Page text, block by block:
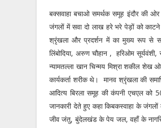
बक्सवाहा बचाओ समर्थक समूह इंदौर की
जंगलों में सवा दो लाख हरे भरे पेड़ों को
श्रृंखला और प्रदर्शन में का मुख्य रूप से
लिंबोदिया, अरुण चौहान , हरिओम
न्यामतल्ला खान चिन्मय मिश्रा शकील
कार्यकर्ता शरीक थे। मानव श्रृंखला की
आदित्य बिरला समूह की कंपनी एचएल को
जानकारी देते हुए कहा किबकस्वाहा के
जीव जंतु, बुंदेलखंड के पेय जल, वहाँ के